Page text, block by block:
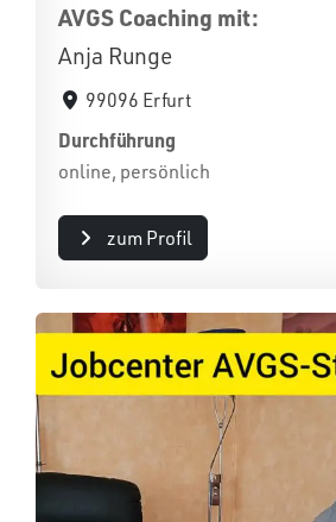
AVGS Coaching mit:
Anja Runge
99096 Erfurt
Durchführung
online, persönlich
zum Profil